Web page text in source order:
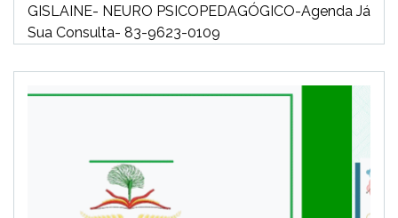
GISLAINE- NEURO PSICOPEDAGÓGICO-Agenda Já
Sua Consulta- 83-9623-0109